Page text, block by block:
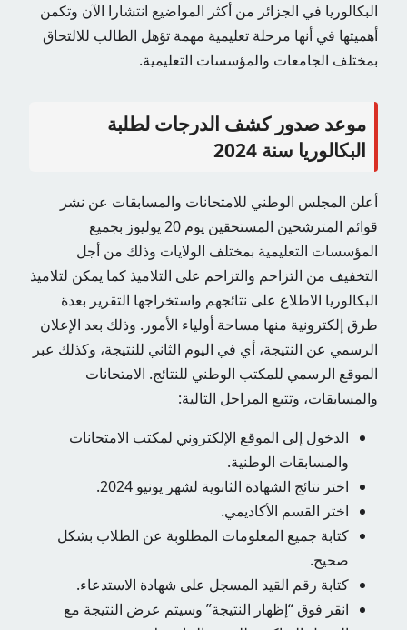
البكالوريا في الجزائر من أكثر المواضيع انتشارا الآن وتكمن
أهميتها في أنها مرحلة تعليمية مهمة تؤهل الطالب للالتحاق
بمختلف الجامعات والمؤسسات التعليمية.
موعد صدور كشف الدرجات لطلبة
البكالوريا سنة 2024
أعلن المجلس الوطني للامتحانات والمسابقات عن نشر
قوائم المترشحين المستحقين يوم 20 يوليوز بجميع
المؤسسات التعليمية بمختلف الولايات وذلك من أجل
التخفيف من التزاحم والتزاحم على التلاميذ كما يمكن لتلاميذ
البكالوريا الاطلاع على نتائجهم واستخراجها التقرير بعدة
طرق إلكترونية منها مساحة أولياء الأمور. وذلك بعد الإعلان
الرسمي عن النتيجة، أي في اليوم الثاني للنتيجة، وكذلك عبر
الموقع الرسمي للمكتب الوطني للنتائج. الامتحانات
والمسابقات، وتتبع المراحل التالية:
الدخول إلى الموقع الإلكتروني لمكتب الامتحانات
والمسابقات الوطنية.
اختر نتائج الشهادة الثانوية لشهر يونيو 2024.
اختر القسم الأكاديمي.
كتابة جميع المعلومات المطلوبة عن الطلاب بشكل
صحيح.
كتابة رقم القيد المسجل على شهادة الاستدعاء.
انقر فوق “إظهار النتيجة” وسيتم عرض النتيجة مع